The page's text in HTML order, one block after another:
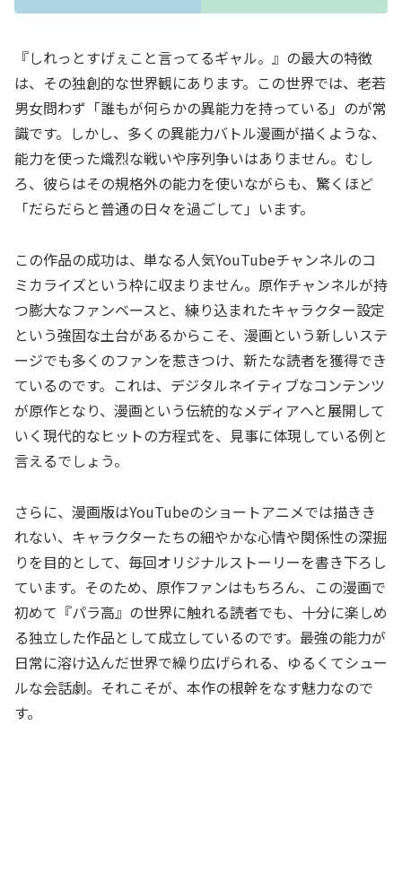
『しれっとすげぇこと言ってるギャル。』の最大の特徴
は、その独創的な世界観にあります。この世界では、老若
男女問わず「誰もが何らかの異能力を持っている」のが常
識です。しかし、多くの異能力バトル漫画が描くような、
能力を使った熾烈な戦いや序列争いはありません。むし
ろ、彼らはその規格外の能力を使いながらも、驚くほど
「だらだらと普通の日々を過ごして」います。
この作品の成功は、単なる人気YouTubeチャンネルのコ
ミカライズという枠に収まりません。原作チャンネルが持
つ膨大なファンベースと、練り込まれたキャラクター設定
という強固な土台があるからこそ、漫画という新しいステ
ージでも多くのファンを惹きつけ、新たな読者を獲得でき
ているのです。これは、デジタルネイティブなコンテンツ
が原作となり、漫画という伝統的なメディアへと展開して
いく現代的なヒットの方程式を、見事に体現している例と
言えるでしょう。
さらに、漫画版はYouTubeのショートアニメでは描きき
れない、キャラクターたちの細やかな心情や関係性の深掘
りを目的として、毎回オリジナルストーリーを書き下ろし
ています。そのため、原作ファンはもちろん、この漫画で
初めて『パラ高』の世界に触れる読者でも、十分に楽しめ
る独立した作品として成立しているのです。最強の能力が
日常に溶け込んだ世界で繰り広げられる、ゆるくてシュー
ルな会話劇。それこそが、本作の根幹をなす魅力なので
す。